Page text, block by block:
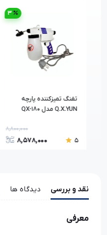
تفنگ تمیزکننده پارچه
Q.X.YUN مدل QX-180
5
8,800,000
8,578,000
3
نقد و بررسی دیدگاه ها
معرفی